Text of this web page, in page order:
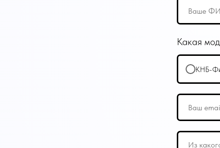
Какая
КНБ-